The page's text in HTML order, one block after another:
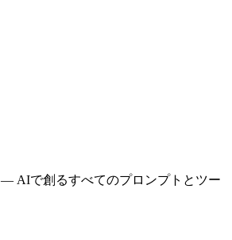
— AIで創るすべてのプロンプトとツー